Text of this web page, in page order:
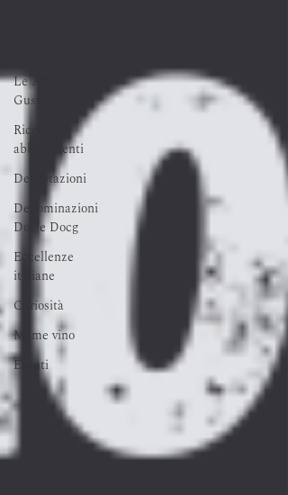
Le Affinità
Gustative
Ricette e
abbinamenti
Degustazioni
Denominazioni
Doc e Docg
Eccellenze
italiane
Curiosità
Meme vino
Eventi